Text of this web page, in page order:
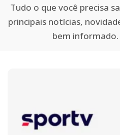
Tudo o que você precisa
principais notícias,
bem informado.